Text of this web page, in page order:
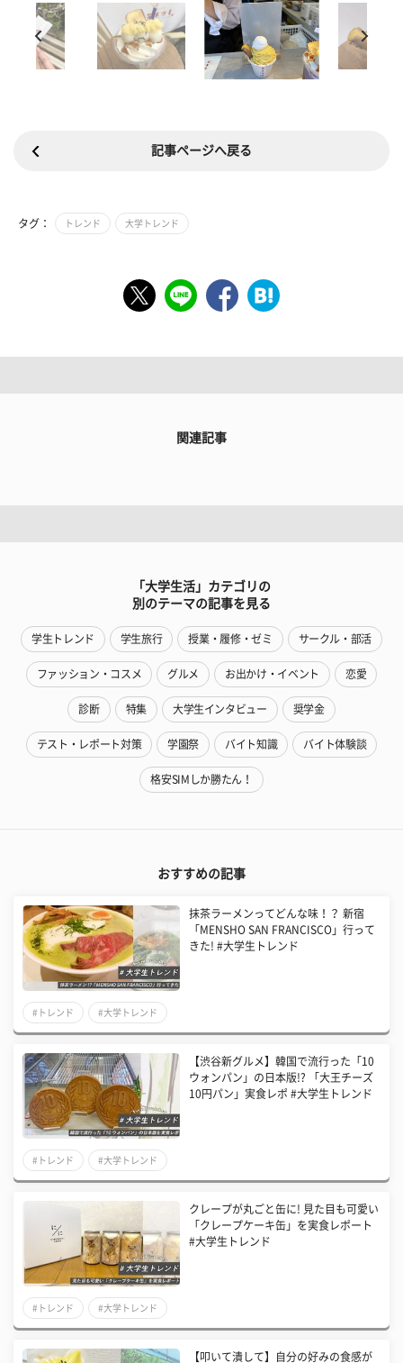
記事ページへ戻る
タグ： トレンド 大学トレンド
関連記事
「大学生活」カテゴリの
別のテーマの記事を見る
学生トレンド 学生旅行 授業・履修・ゼミ サークル・部活
ファッション・コスメ グルメ お出かけ・イベント 恋愛
診断 特集 大学生インタビュー 奨学金
テスト・レポート対策 学園祭 バイト知識 バイト体験談
格安SIMしか勝たん！
おすすめの記事
抹茶ラーメンってどんな味！？ 新宿
「MENSHO SAN FRANCISCO」行って
きた! #大学生トレンド
#トレンド #大学トレンド
【渋谷新グルメ】韓国で流行った「10
ウォンパン」の日本版!? 「大王チーズ
10円パン」実食レポ #大学生トレンド
#トレンド #大学トレンド
クレープが丸ごと缶に! 見た目も可愛い
「クレープケーキ缶」を実食レポート
#大学生トレンド
#トレンド #大学トレンド
【叩いて潰して】自分の好みの食感が